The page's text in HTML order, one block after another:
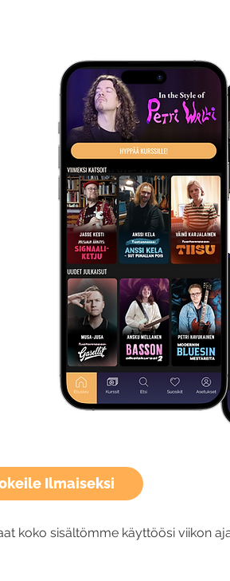
Ilmaiseksi
koko sisältömme käyttöösi viikon